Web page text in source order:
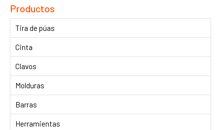
Productos
Tira de púas
Cinta
Clavos
Molduras
Barras
Herramientas